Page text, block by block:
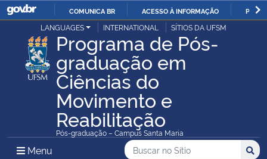
IR
PARA
O
CONTEÚDO
COMUNICA BR ACESSO À INFORMAÇÃO
Ministério da Justiça e Segurança Pública
Ministério da Defesa
Ministério das Relações Exteriores
Ministério da Economia
LANGUAGES INTERNATIONAL SÍTIOS DA UFSM
Programa de Pós-
graduação em
Ciências do
Movimento e
Reabilitação
Pós-graduação – Campus Santa Maria
Menu Menu Principal do Sítio
Busca
Buscar no no Sítio
Busca: